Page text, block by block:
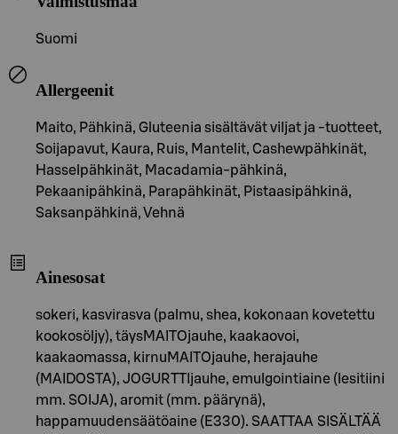
Suomi
Allergeenit
Maito, Pähkinä, Gluteenia sisältävät viljat ja -tuotteet,
Soijapavut, Kaura, Ruis, Mantelit, Cashewpähkinät,
Hasselpähkinät, Macadamia-pähkinä,
Pekaanipähkinä, Parapähkinät, Pistaasipähkinä,
Saksanpähkinä, Vehnä
Ainesosat
sokeri, kasvirasva (palmu, shea, kokonaan kovetettu
kookosöljy), täysMAITOjauhe, kaakaovoi,
kaakaomassa, kirnuMAITOjauhe, herajauhe
(MAIDOSTA), JOGURTTIjauhe, emulgointiaine (lesitiini
mm. SOIJA), aromit (mm. päärynä),
happamuudensäätöaine (E330). SAATTAA SISÄLTÄÄ